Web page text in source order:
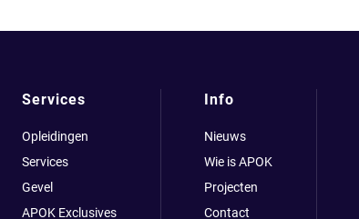
Services
Opleidingen
Services
Gevel
APOK Exclusives
Info
Nieuws
Wie is APOK
Projecten
Contact